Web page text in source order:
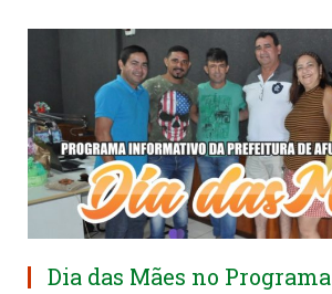
Dia das Mães no Programa